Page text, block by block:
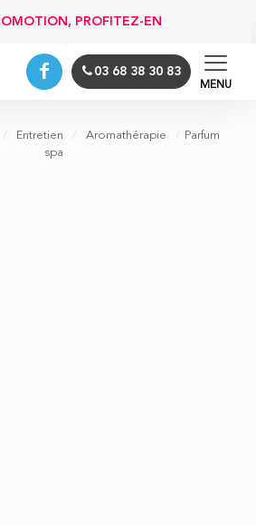
PROFITEZ-EN
03 68 38 30 83
MENU
/ Entretien / Aromathérapie /
Parfum
spa